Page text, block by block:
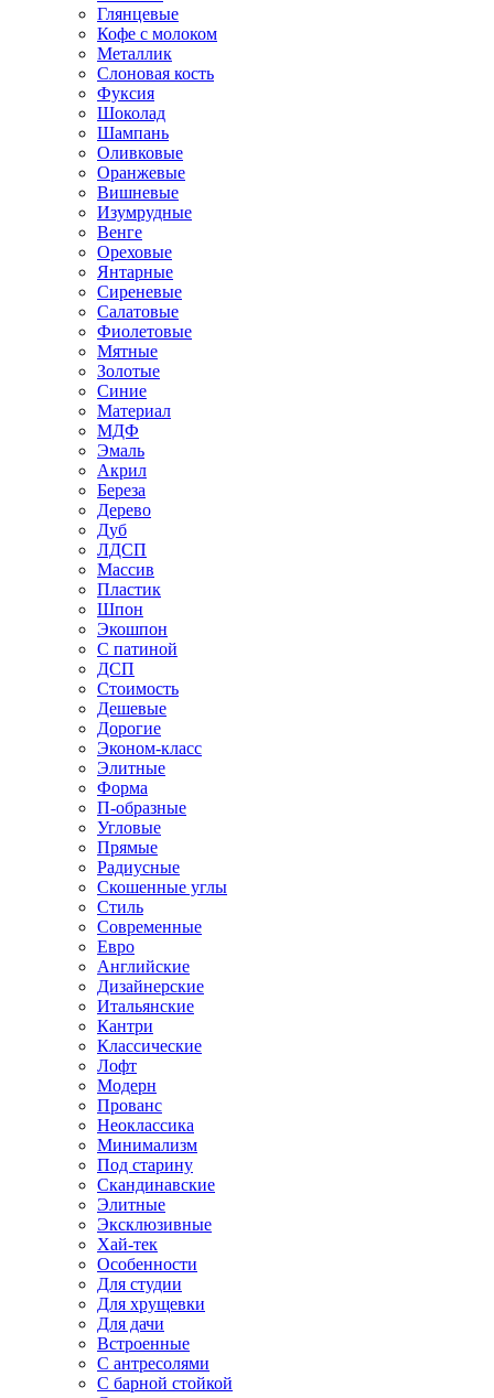
Глянцевые
Кофе с молоком
Металлик
Слоновая кость
Фуксия
Шоколад
Шампань
Оливковые
Оранжевые
Вишневые
Изумрудные
Венге
Ореховые
Янтарные
Сиреневые
Салатовые
Фиолетовые
Мятные
Золотые
Синие
Материал
МДФ
Эмаль
Акрил
Береза
Дерево
Дуб
ЛДСП
Массив
Пластик
Шпон
Экошпон
С патиной
ДСП
Стоимость
Дешевые
Дорогие
Эконом-класс
Элитные
Форма
П-образные
Угловые
Прямые
Радиусные
Скошенные углы
Стиль
Современные
Евро
Английские
Дизайнерские
Итальянские
Кантри
Классические
Лофт
Модерн
Прованс
Неоклассика
Минимализм
Под старину
Скандинавские
Элитные
Эксклюзивные
Хай-тек
Особенности
Для студии
Для хрущевки
Для дачи
Встроенные
С антресолями
С барной стойкой